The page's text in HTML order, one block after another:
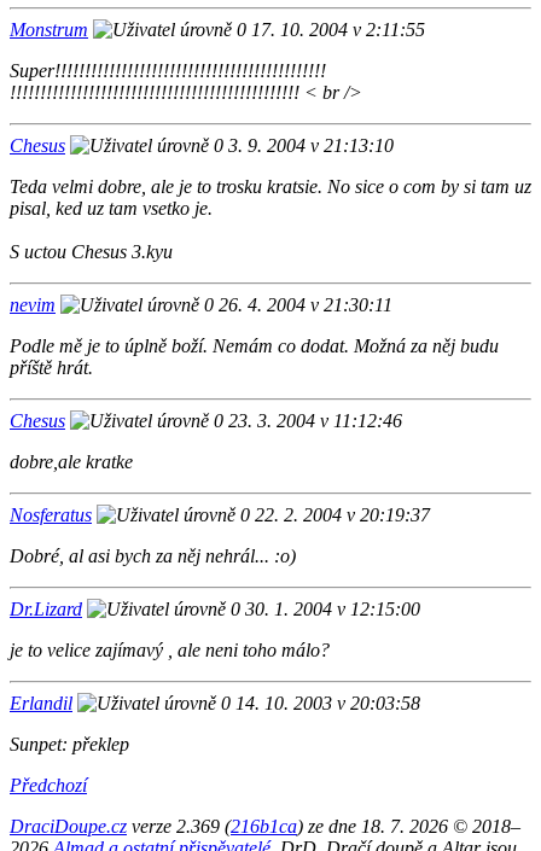
Monstrum
17. 10. 2004 v 2:11:55
Super!!!!!!!!!!!!!!!!!!!!!!!!!!!!!!!!!!!!!!!!!!!!!
!!!!!!!!!!!!!!!!!!!!!!!!!!!!!!!!!!!!!!!!!!!!!!!! < br />
Chesus
3. 9. 2004 v 21:13:10
Teda velmi dobre, ale je to trosku kratsie. No sice o com by si tam uz
pisal, ked uz tam vsetko je.
S uctou Chesus 3.kyu
nevim
26. 4. 2004 v 21:30:11
Podle mě je to úplně boží. Nemám co dodat. Možná za něj budu
příště hrát.
Chesus
23. 3. 2004 v 11:12:46
dobre,ale kratke
Nosferatus
22. 2. 2004 v 20:19:37
Dobré, al asi bych za něj nehrál... :o)
Dr.Lizard
30. 1. 2004 v 12:15:00
je to velice zajímavý , ale neni toho málo?
Erlandil
14. 10. 2003 v 20:03:58
Sunpet: překlep
Předchozí
DraciDoupe.cz verze 2.369 (216b1ca) ze dne 18. 7. 2026 © 2018–